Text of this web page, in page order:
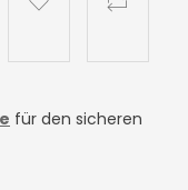
für den sicheren